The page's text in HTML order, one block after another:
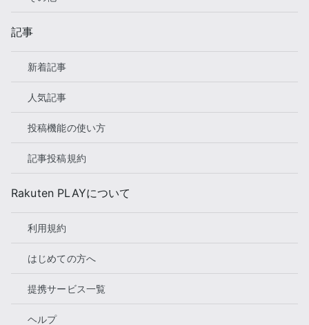
記事
新着記事
人気記事
投稿機能の使い方
記事投稿規約
Rakuten PLAYについて
利用規約
はじめての方へ
提携サービス一覧
ヘルプ